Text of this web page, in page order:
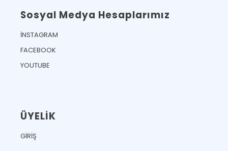
Sosyal Medya Hesaplarımız
İNSTAGRAM
FACEBOOK
YOUTUBE
ÜYELİK
GİRİŞ